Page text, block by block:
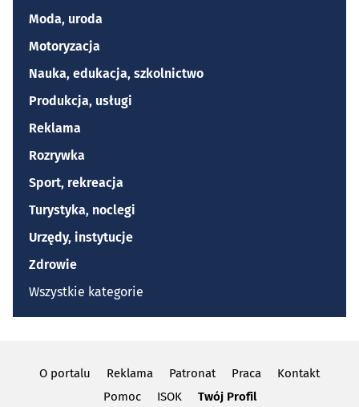
Moda, uroda
Motoryzacja
Nauka, edukacja, szkolnictwo
Produkcja, usługi
Reklama
Rozrywka
Sport, rekreacja
Turystyka, noclegi
Urzędy, instytucje
Zdrowie
Wszystkie kategorie
O portalu Reklama Patronat Praca
Kontakt
Pomoc
ISOK Twój Profil